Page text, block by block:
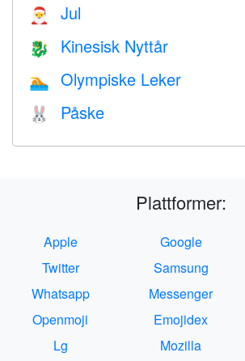
🎅 Jul
🐉 Kinesisk Nyttår
🏊 Olympiske Leker
🐰 Påske
Plattformer:
Apple Google
Twitter
Samsung
Whatsapp
Messenger
Openmoji
Emojidex
Lg
Mozilla